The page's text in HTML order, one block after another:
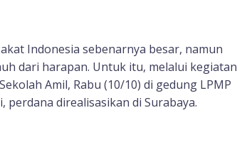
Indonesia sebenarnya besar, namun
dari harapan. Untuk itu, melalui kegiatan
Amil, Rabu (10/10) di gedung LPMP
perdana direalisasikan di Surabaya.